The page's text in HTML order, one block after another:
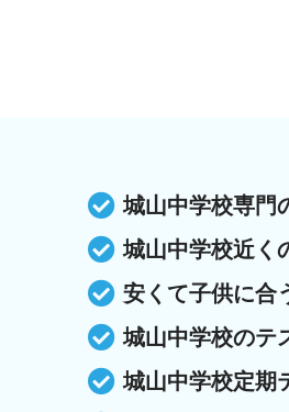
城山中学校専門
城山中学校近く
安くて子供に合
城山中学校のテ
城山中学校定期